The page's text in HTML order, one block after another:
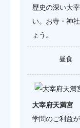
歴史の深い大
い。お寺・神
ょう。
昼食
大宰府天満宮
学問のご利益